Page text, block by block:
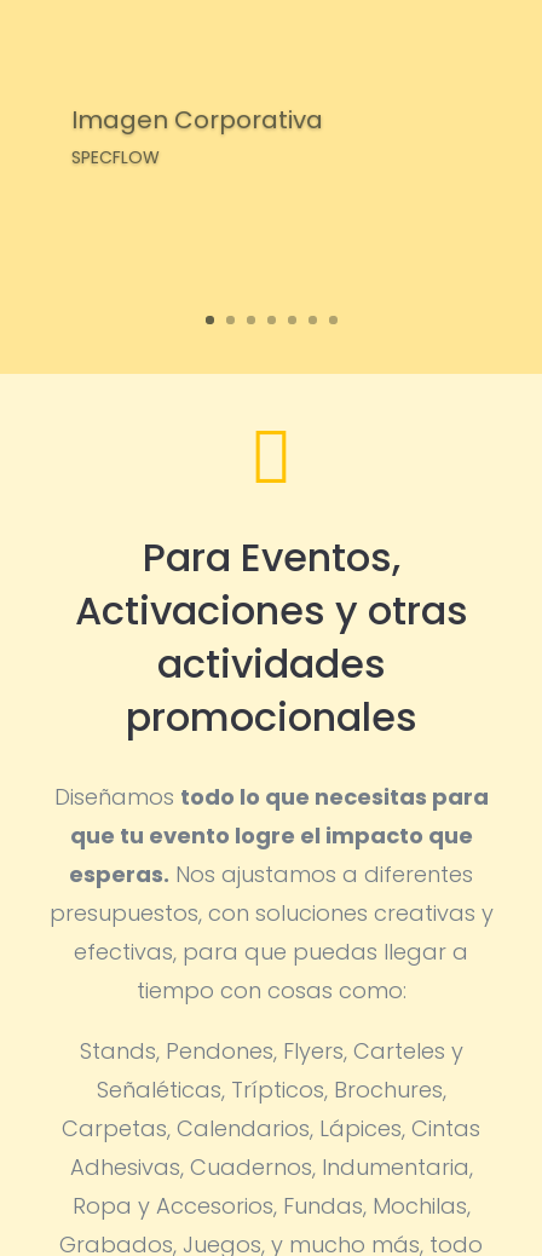
Imagen Corporativa
SPECFLOW

Para Eventos,
Activaciones y otras
actividades
promocionales
Diseñamos todo lo que necesitas para
que tu evento logre el impacto que
esperas. Nos ajustamos a diferentes
presupuestos, con soluciones creativas y
efectivas, para que puedas llegar a
tiempo con cosas como:
Stands, Pendones, Flyers, Carteles y
Señaléticas, Trípticos, Brochures,
Carpetas, Calendarios, Lápices, Cintas
Adhesivas, Cuadernos, Indumentaria,
Ropa y Accesorios, Fundas, Mochilas,
Grabados, Juegos, y mucho más, todo